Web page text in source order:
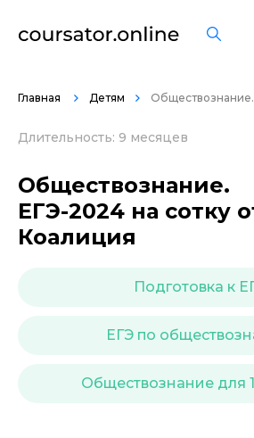
Главная Детям
Длительность: 9 месяцев
Обществознание.
ЕГЭ-2024 на сотку
Коалиция
Подготовка к
ЕГЭ по
Обществознание для